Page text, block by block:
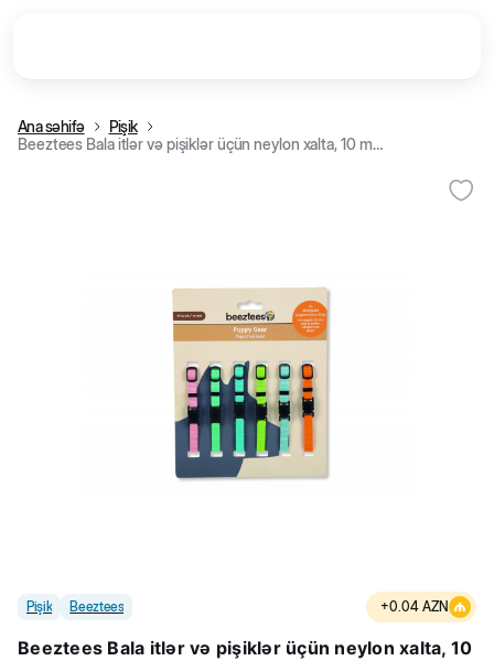
Ana səhifə
Pişik
Beeztees Bala itlər və pişiklər üçün neylon xalta, 10 mm/17-25 sm (Göy)
Pişik Beeztees +0.04 AZN
Beeztees Bala itlər və pişiklər üçün neylon xalta, 10